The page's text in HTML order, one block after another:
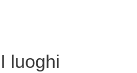
I luoghi